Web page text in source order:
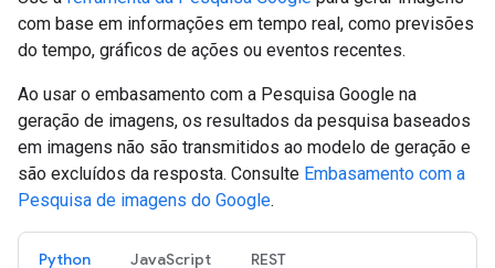
com base em informações em tempo real, como previsões
do tempo, gráficos de ações ou eventos recentes.
Ao usar o embasamento com a Pesquisa Google na
geração de imagens, os resultados da pesquisa baseados
em imagens não são transmitidos ao modelo de geração e
são excluídos da resposta. Consulte Embasamento com a
Pesquisa de imagens do Google.
Python JavaScript REST